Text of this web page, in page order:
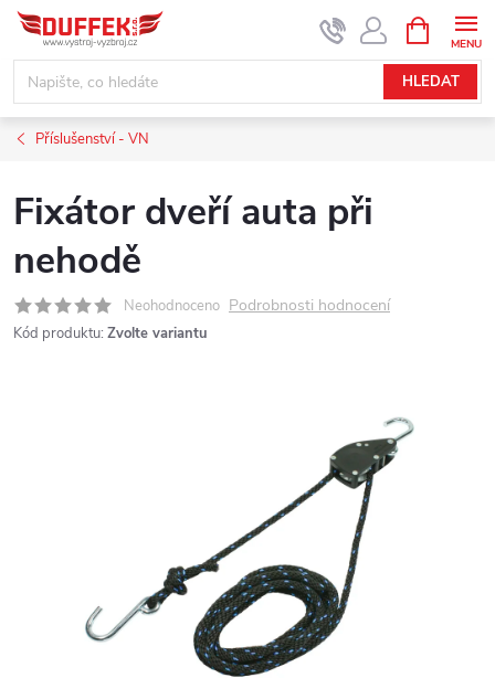
Přejít
obsah
HLEDAT
NÁKUPNÍ
KOŠÍK
Příslušenství - VN
Fixátor dveří auta při
nehodě
Neohodnoceno Podrobnosti hodnocení
Kód produktu: Zvolte variantu